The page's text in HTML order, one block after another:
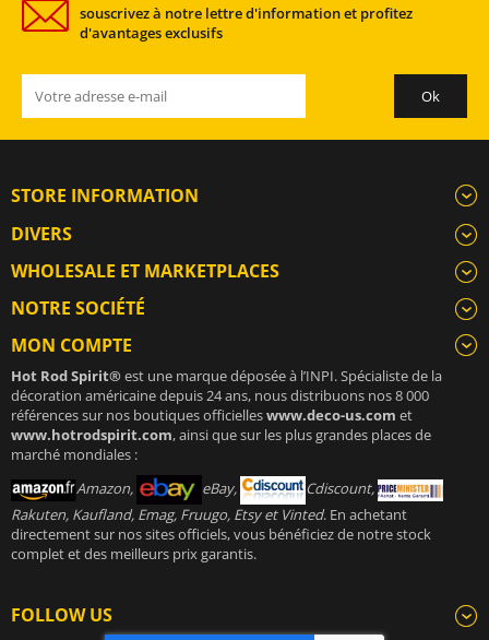
souscrivez à notre lettre d'information et profitez
d'avantages exclusifs
STORE INFORMATION
DIVERS
WHOLESALE ET MARKETPLACES
NOTRE SOCIÉTÉ
MON COMPTE
Hot Rod Spirit®est une marque déposée à l’INPI. Spécialiste de la
décoration américaine depuis 24 ans, nous distribuons nos 8 000
références sur nos boutiques officielleswww.deco-us.com et
www.hotrodspirit.com, ainsi que sur les plus grandes places de
marché mondiales :
Amazon,
eBay,
Cdiscount,
Rakuten, Kaufland, Emag, Fruugo, Etsy et Vinted. En achetant
directement sur nos sites officiels, vous bénéficiez de notre stock
complet et des meilleurs prix garantis.
FOLLOW US